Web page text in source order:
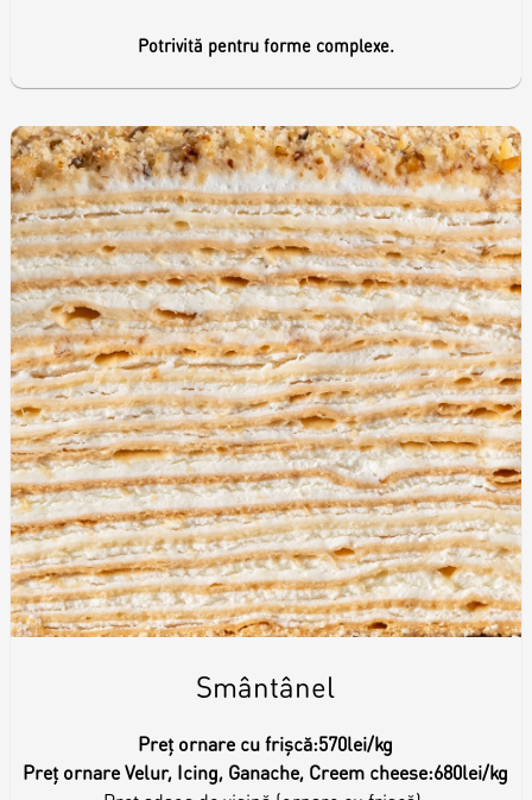
Potrivită pentru forme complexe.
Smântânel
Preț ornare cu frișcă:570lei/kg
Preț ornare Velur, Icing, Ganache, Creem cheese:680lei/kg